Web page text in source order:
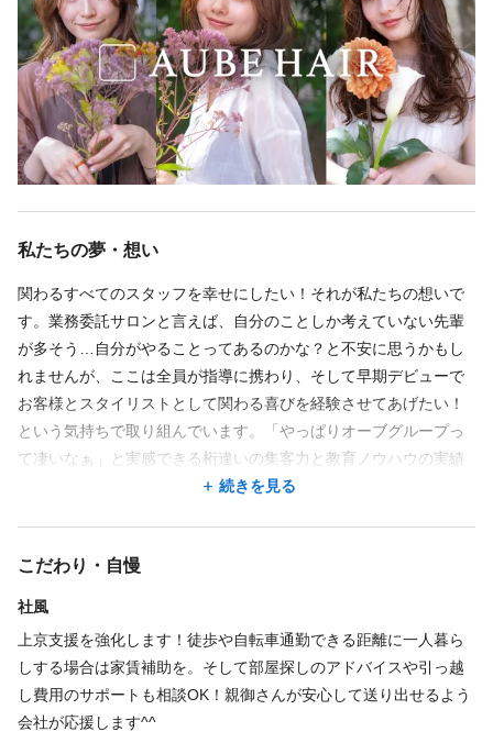
地図アプリで見る
勤務地が希望に合わなくても、応募した後に相談できることが
あります。
この求人の別店舗
AUBE hair chemin by EEM 川口店 川口駅 徒歩6分
勤務時間
週3回 週4回 週5回 シフト制 時短勤務OK
09:00〜21:00／close（カット受付終了20:00）
◇サロンは完全予約制
＊1日5時間～で応相談
お子さんがいて保育園のお迎えがあるなど家族優先派や、学生で
休日
完全週休2日 日曜休み
◇週休二日or自由シフト制
私たちの夢・想い
関わるすべてのスタッフを幸せにしたい！それが私たちの想いで
す。業務委託サロンと言えば、自分のことしか考えていない先輩
が多そう…自分がやることってあるのかな？と不安に思うかもし
れませんが、ここは全員が指導に携わり、そして早期デビューで
お客様とスタイリストとして関わる喜びを経験させてあげたい！
という気持ちで取り組んでいます。「やっぱりオーブグループっ
て凄いなぁ」と実感できる桁違いの集客力と教育ノウハウの実績
をサロンに見学に来て直接見てみませんか？ご応募お待ちしてお
続きを見る
こだわり・自慢
社風
上京支援を強化します！徒歩や自転車通勤できる距離に一人暮ら
しする場合は家賃補助を。そして部屋探しのアドバイスや引っ越
し費用のサポートも相談OK！親御さんが安心して送り出せるよう
会社が応援します^^